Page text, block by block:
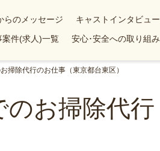
らのメッセージ
キャストインタビュー
案件(求人)一覧 安心･安全への取り組み
掃除代行のお仕事（東京都台東区）
のお掃除代行